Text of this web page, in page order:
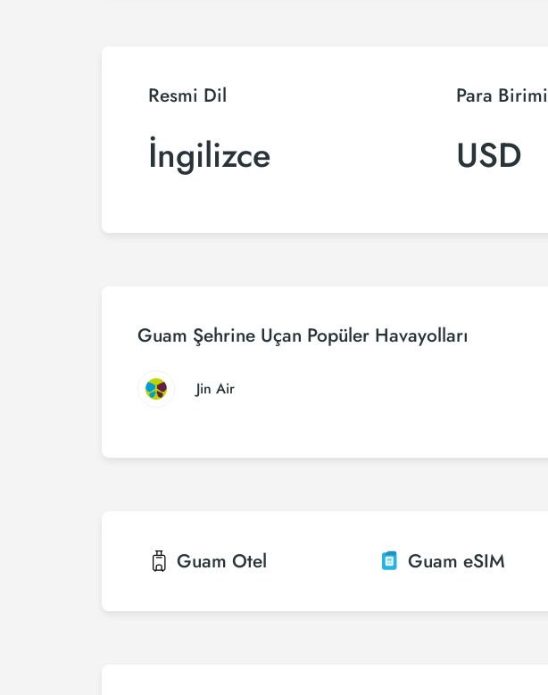
Resmi Dil
İngilizce
Para Birimi
USD
Guam Şehrine Uçan Popüler Havayolları
Jin Air
Guam Otel Guam eSIM